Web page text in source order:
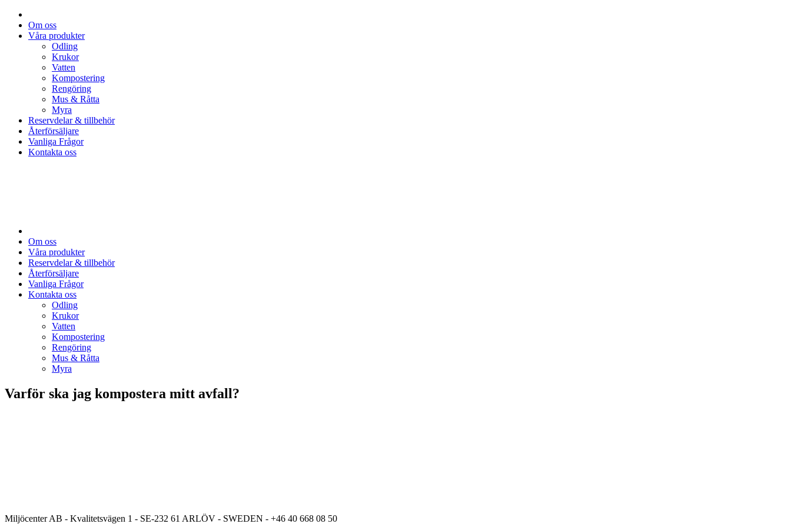
Om oss
Våra produkter
Odling
Krukor
Vatten
Kompostering
Rengöring
Mus & Råtta
Myra
Reservdelar & tillbehör
Återförsäljare
Vanliga Frågor
Kontakta oss
Om oss
Våra produkter
Reservdelar & tillbehör
Återförsäljare
Vanliga Frågor
Kontakta oss
Odling
Krukor
Vatten
Kompostering
Rengöring
Mus & Råtta
Myra
Varför ska jag kompostera mitt avfall?
Miljöcenter AB - Kvalitetsvägen 1 - SE-232 61 ARLÖV - SWEDEN - +46 40 668 08 50